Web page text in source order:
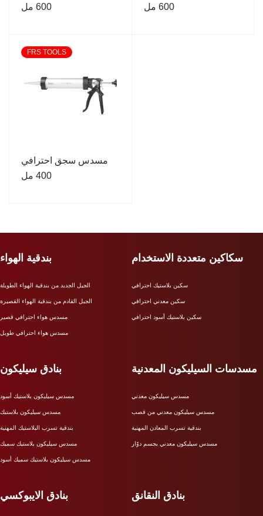
600 مل
600 مل
FRS TOOLS
مسدس سجق احترافي
400 مل
بندقية الهواء
الجيل الجديد من بندقية الهواء الطويلة
الجيل القادم من بندقية الهواء القصيرة
مسدس هواء احترافي قصير
مسدس هواء احترافي طويل
سكاكين متعددة الاستخدام
سكين بلاستيك احترافي
سكين معدني احترافي
سكين بلاستيك أسود احترافي
بنادق سيليكون
مسدس سيليكون بلاستيك أسود
مسدس سيليكون بلاستيك
بندقية تسرب البلاستيك المهنية
مسدس سيليكون بلاستيك سميك
مسدس سيليكون بلاستيك سميك أسود
مسدسات السيليكون المعدنية
مسدس سيليكون معدني
مسدس سيليكون معدني من قصب
بندقية تسرب المعادن المهنية
مسدس سيليكون معدني بجسم دوّار
بنادق الايبوكسي بنادق النقانق